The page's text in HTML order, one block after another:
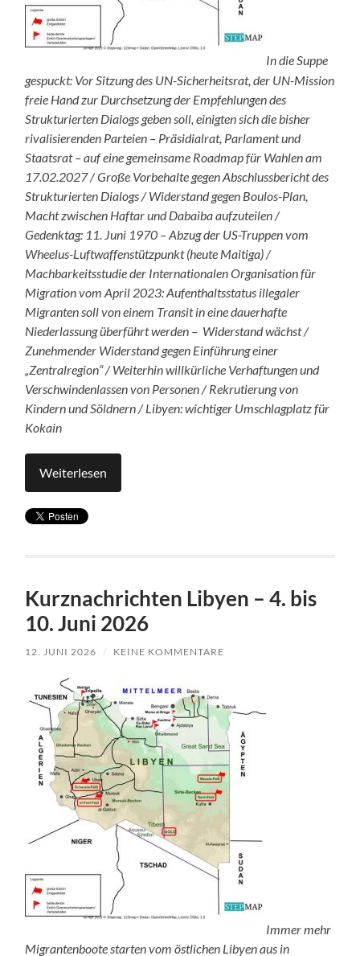
In die Suppe
gespuckt: Vor Sitzung des UN-Sicherheitsrat, der UN-Mission
freie Hand zur Durchsetzung der Empfehlungen des
Strukturierten Dialogs geben soll, einigten sich die bisher
rivalisierenden Parteien – Präsidialrat, Parlament und
Staatsrat – auf eine gemeinsame Roadmap für Wahlen am
17.02.2027 / Große Vorbehalte gegen Abschlussbericht des
Strukturierten Dialogs / Widerstand gegen Boulos-Plan,
Macht zwischen Haftar und Dabaiba aufzuteilen /
Gedenktag: 11. Juni 1970 – Abzug der US-Truppen vom
Wheelus-Luftwaffenstützpunkt (heute Maitiga) /
Machbarkeitsstudie der Internationalen Organisation für
Migration vom April 2023: Aufenthaltsstatus illegaler
Migranten soll von einem Transit in eine dauerhafte
Niederlassung überführt werden – Widerstand wächst /
Zunehmender Widerstand gegen Einführung einer
„Zentralregion“ / Weiterhin willkürliche Verhaftungen und
Verschwindenlassen von Personen / Rekrutierung von
Kindern und Söldnern / Libyen: wichtiger Umschlagplatz für
Kokain
Weiterlesen
Kurznachrichten Libyen – 4. bis
10. Juni 2026
12. JUNI 2026 / KEINE KOMMENTARE
Immer mehr
Migrantenboote starten vom östlichen Libyen aus in